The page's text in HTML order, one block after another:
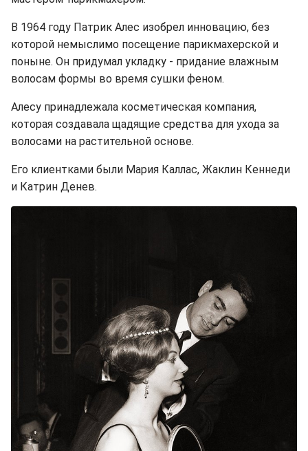
В 1964 году Патрик Алес изобрел инновацию, без
которой немыслимо посещение парикмахерской и
поныне. Он придумал укладку - придание влажным
волосам формы во время сушки феном.
Алесу принадлежала косметическая компания,
которая создавала щадящие средства для ухода за
волосами на растительной основе.
Его клиентками были Мария Каллас, Жаклин Кеннеди
и Катрин Денев.